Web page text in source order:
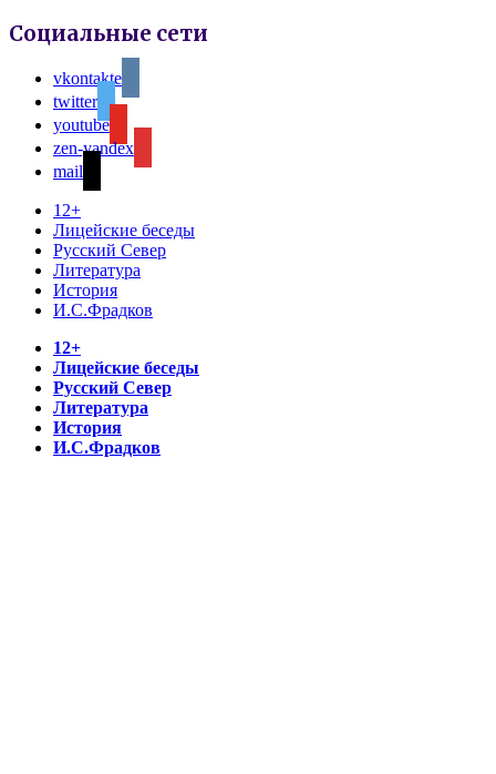
Социальные сети
vkontakte
twitter
youtube
zen-yandex
mail
12+
Лицейские беседы
Русский Север
Литература
История
И.С.Фрадков
12+
Лицейские беседы
Русский Север
Литература
История
И.С.Фрадков